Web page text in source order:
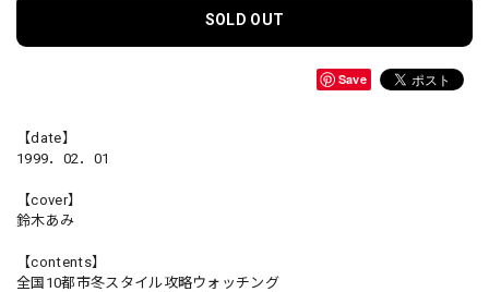
SOLD OUT
Save
【date】
1999．02．01
【cover】
鈴木あみ
【contents】
全国10都市冬スタイル攻略ウォッチング